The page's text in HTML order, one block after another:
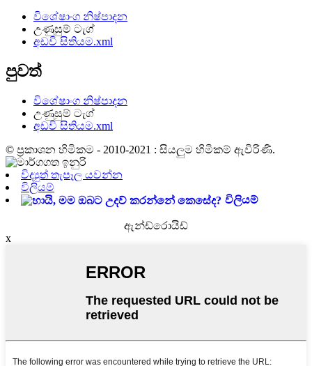
විශේෂාංග නිෂ්පාදන
උණුසුම් ටැග්
අඩවි සිතියම.xml
පුවත්
විශේෂාංග නිෂ්පාදන
උණුසුම් ටැග්
අඩවි සිතියම.xml
© ප්‍රකාශන හිමිකම - 2010-2021 : සියලුම හිමිකම් ඇවිරිණි.
විද්‍යුත් තැපෑල යවන්න
විලියම්
විලියම්
ඇන්ඩ්රොයිඩ්
x